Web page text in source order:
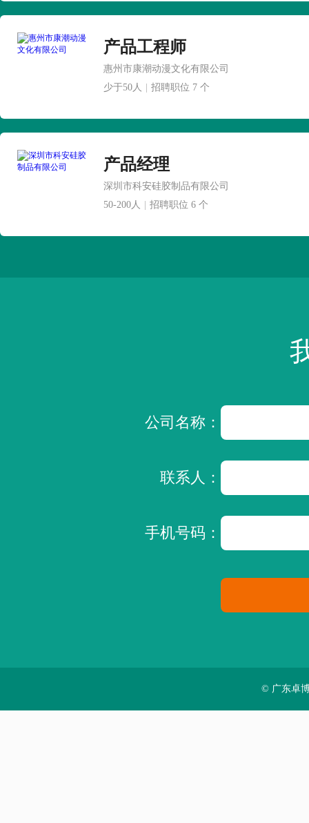
产品工程师
惠州市康潮动漫文化有限公司
少于50人
招聘职位 7 个
产品经理
深圳市科安硅胶制品有限公司
50-200人
招聘职位 6 个
公司名称：
联系人：
手机号码：
© 广东卓